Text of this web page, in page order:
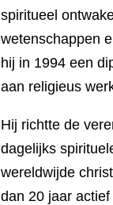
spiritueel
wetenschappen
hij in 1994 een
aan religieus
Hij richtte de
dagelijks
wereldwijde
dan 20 jaar